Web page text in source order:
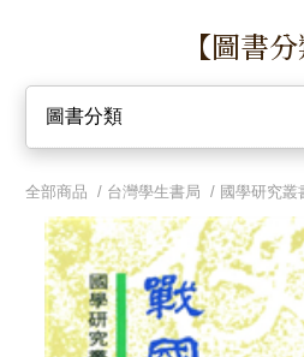
【圖書分
圖書分類
全部商品 / 台灣學生書局 / 國學研究叢